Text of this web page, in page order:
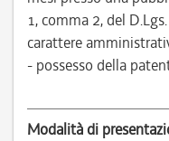
1, comma 2, del
carattere
- possesso della
Modalità di